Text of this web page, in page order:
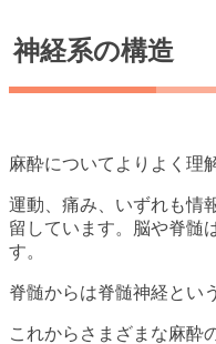
神経系の構造
麻酔についてよりよく理
運動、痛み、いずれも情
留しています。脳や脊髄
す。
脊髄からは脊髄神経とい
これからさまざまな麻酔